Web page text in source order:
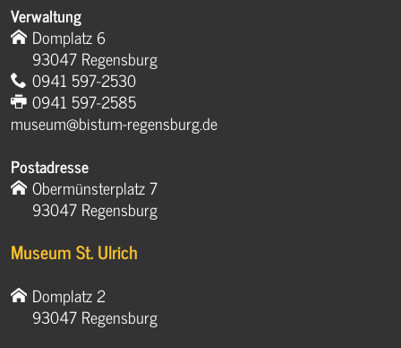
Verwaltung
Domplatz 6
93047 Regensburg
0941 597-2530
0941 597-2585
museum@bistum-regensburg.de
Postadresse
Obermünsterplatz 7
93047 Regensburg
Museum St. Ulrich
Domplatz 2
93047 Regensburg